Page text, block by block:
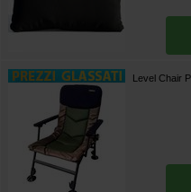
Level Chair